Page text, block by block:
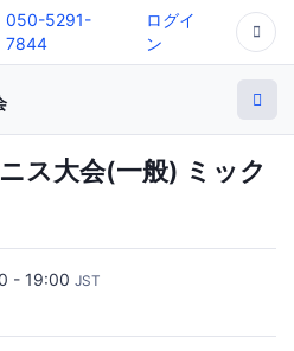
050-5291-
7844
ログイ
ン
ス大会(一般) ミック
- 19:00 JST